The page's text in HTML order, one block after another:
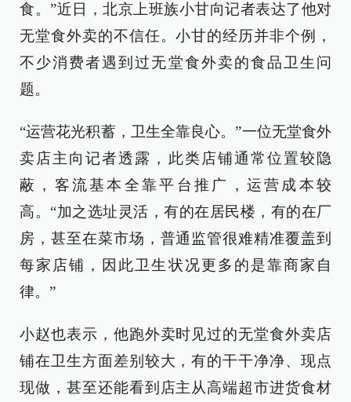
食。”近日，北京上班族小甘向记者表达了他对
无堂食外卖的不信任。小甘的经历并非个例，
不少消费者遇到过无堂食外卖的食品卫生问
题。
“运营花光积蓄，卫生全靠良心。”一位无堂食外
卖店主向记者透露，此类店铺通常位置较隐
蔽，客流基本全靠平台推广，运营成本较
高。“加之选址灵活，有的在居民楼，有的在厂
房，甚至在菜市场，普通监管很难精准覆盖到
每家店铺，因此卫生状况更多的是靠商家自
律。”
小赵也表示，他跑外卖时见过的无堂食外卖店
铺在卫生方面差别较大，有的干干净净、现点
现做，甚至还能看到店主从高端超市进货食材